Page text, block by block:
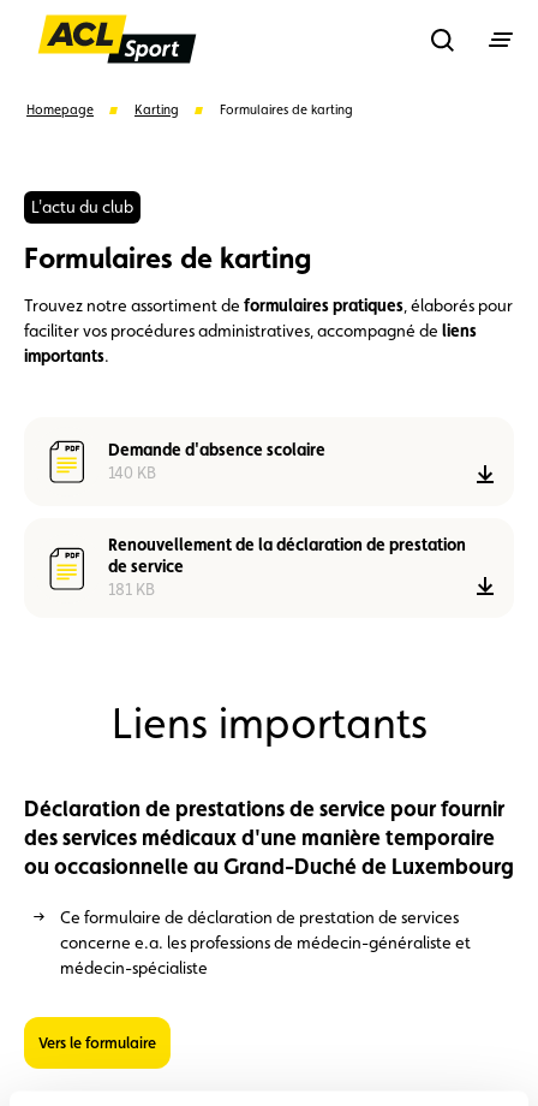
Rechercher
Suggestions
Formulaire licence Championnats auto
Homepage Karting Formulaires de karting
L'actu du club
Formulaires de karting
Trouvez notre assortiment de formulaires pratiques , élaborés pour
faciliter vos procédures administratives, accompagné de liens
importants.
Demande d'absence scolaire
140 KB
Renouvellement de la déclaration de prestation
de service
181 KB
Liens importants
Déclaration de prestations de service pour fournir
des services médicaux d'une manière temporaire
ou occasionnelle au Grand-Duché de Luxembourg
Ce formulaire de déclaration de prestation de services
concerne e.a. les professions de médecin-généraliste et
médecin-spécialiste
Vers le formulaire